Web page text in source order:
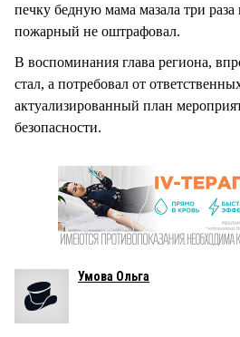
печку бедную мама мазала три
пожарный не оштрафовал.
В воспоминания глава региона,
стал, а потребовал от
актуализированный план
безопасности.
Умова Ольга